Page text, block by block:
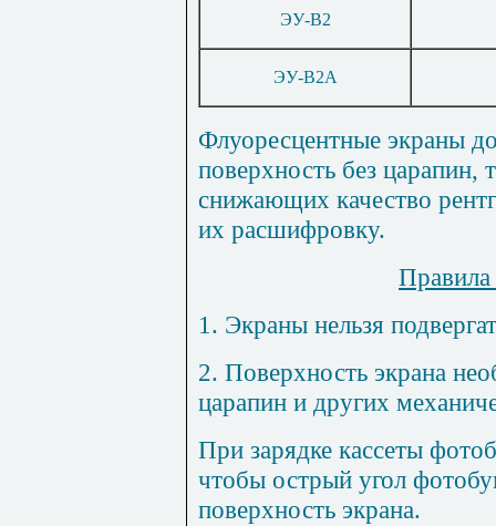
ЭУ-В2
ЭУ-В2А
Флуоресцентные экраны
поверхность без
снижающих качество
их расшифровку.
1. Экраны нельзя
2. Поверхность экрана
царапин и других
При зарядке кассеты
чтобы острый угол
поверхность экрана.